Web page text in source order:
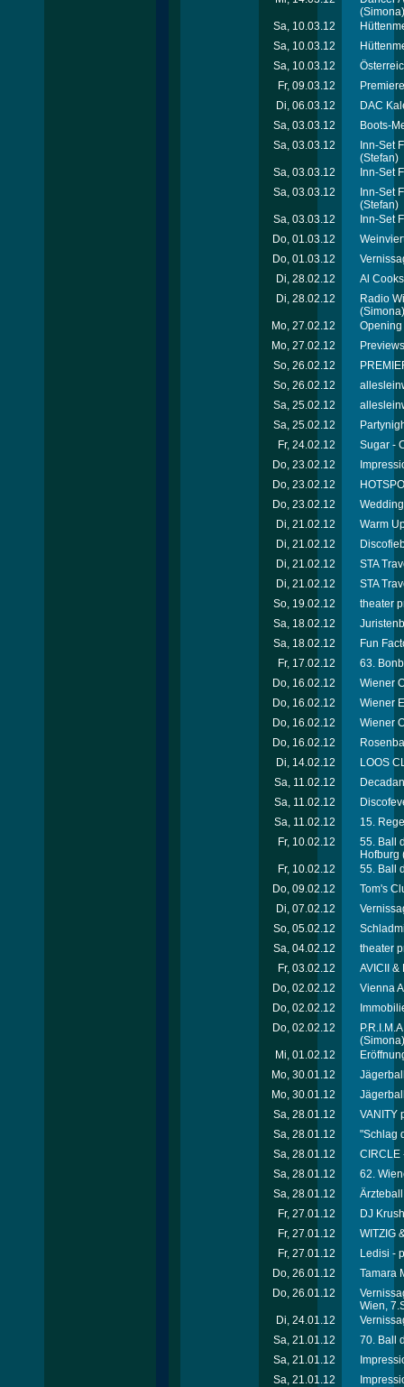
(Simona)
Sa, 10.03.12
Sa, 10.03.12
Sa, 10.03.12
Fr, 09.03.12
Di, 06.03.12
DAC
Sa, 03.03.12
Boots-
Sa, 03.03.12
Inn-Set
(Stefan)
Sa, 03.03.12
Inn-Set
Sa, 03.03.12
Inn-Set
(Stefan)
Sa, 03.03.12
Inn-Set
Do, 01.03.12
Do, 01.03.12
Di, 28.02.12
Al
Di, 28.02.12
Radio
(Simona)
Mo, 27.02.12
Mo, 27.02.12
So, 26.02.12
So, 26.02.12
Sa, 25.02.12
Sa, 25.02.12
Fr, 24.02.12
Sugar -
Do, 23.02.12
Do, 23.02.12
Do, 23.02.12
Di, 21.02.12
Warm
Di, 21.02.12
Di, 21.02.12
STA
Di, 21.02.12
STA
So, 19.02.12
theater
Sa, 18.02.12
Sa, 18.02.12
Fun
Fr, 17.02.12
63.
Do, 16.02.12
Wiener
Do, 16.02.12
Wiener
Do, 16.02.12
Wiener
Do, 16.02.12
Di, 14.02.12
LOOS
Sa, 11.02.12
Sa, 11.02.12
Sa, 11.02.12
15.
Fr, 10.02.12
55. Ball
Hofburg
Fr, 10.02.12
55. Ball
Do, 09.02.12
Tom's
Di, 07.02.12
So, 05.02.12
Sa, 04.02.12
theater
Fr, 03.02.12
AVICII
Do, 02.02.12
Vienna
Do, 02.02.12
Do, 02.02.12
(Simona)
Mi, 01.02.12
Mo, 30.01.12
Mo, 30.01.12
Sa, 28.01.12
VANITY
Sa, 28.01.12
"Schlag
Sa, 28.01.12
CIRCLE
Sa, 28.01.12
62.
Sa, 28.01.12
Fr, 27.01.12
DJ
Fr, 27.01.12
WITZIG
Fr, 27.01.12
Ledisi -
Do, 26.01.12
Tamara
Do, 26.01.12
Wien,
Di, 24.01.12
Sa, 21.01.12
70. Ball
Sa, 21.01.12
Sa, 21.01.12